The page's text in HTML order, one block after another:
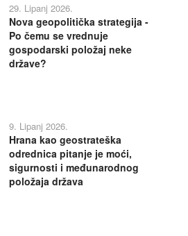
29. Lipanj 2026.
Nova geopolitička strategija -
Po čemu se vrednuje
gospodarski položaj neke
države?
9. Lipanj 2026.
Hrana kao geostrateška
odrednica pitanje je moći,
sigurnosti i međunarodnog
položaja država